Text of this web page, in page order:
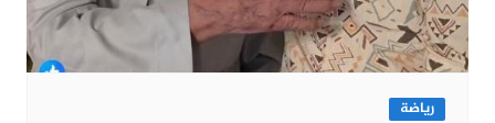
رياضة